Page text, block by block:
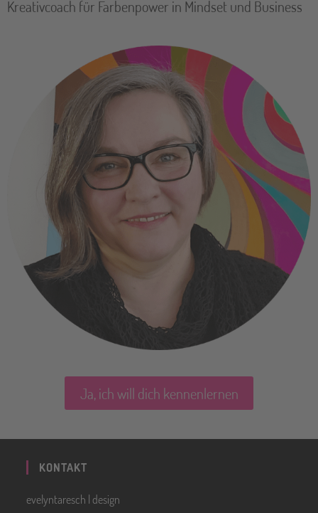
Kreativcoach für Farbenpower in Mindset und Business
Ja, ich will dich kennenlernen
KONTAKT
evelyntaresch | design